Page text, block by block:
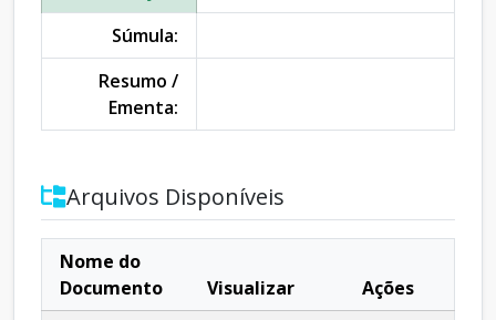
Súmula:
Resumo /
Ementa:
Arquivos Disponíveis
Nome do
Documento
Visualizar
Ações